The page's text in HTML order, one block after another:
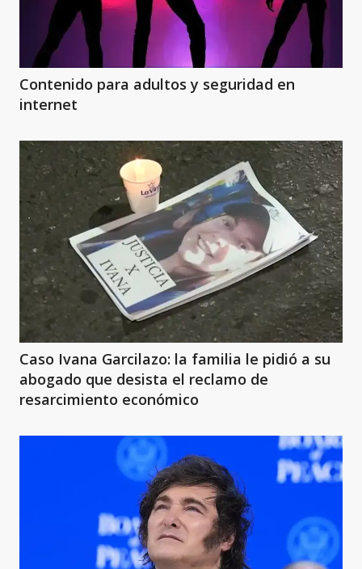
Contenido para adultos y seguridad en
internet
Caso Ivana Garcilazo: la familia le pidió a su
abogado que desista el reclamo de
resarcimiento económico